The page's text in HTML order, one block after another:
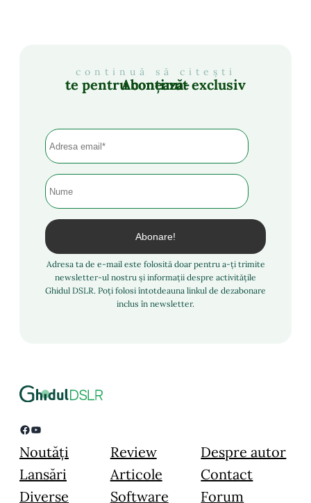
continuă să citești
Abonează-te pentru conținut exclusiv
Adresa ta de e-mail este folosită doar pentru a-ți trimite
newsletter-ul nostru și informații despre activitățile
Ghidul DSLR. Poți folosi întotdeauna linkul de dezabonare
inclus în newsletter.
Facebook YouTube
Noutăți
Lansări
Diverse
Review
Articole
Software
Despre autor
Contact
Forum